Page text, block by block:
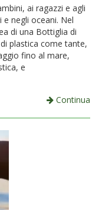
ai ragazzi e agli
negli oceani. Nel
di una Bottiglia di
plastica come tante,
fino al mare,
e
Continua